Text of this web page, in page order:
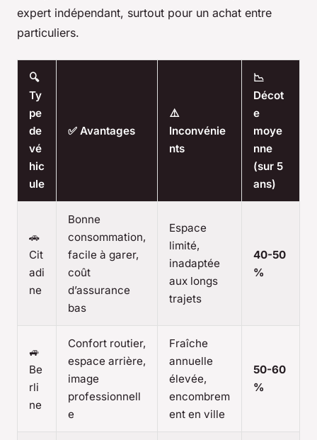
expert indépendant, surtout pour un achat entre
particuliers.
🔍
Ty
pe
de
vé
hic
ule
✅ Avantages
⚠️
Inconvénie
nts
📉
Décot
e
moye
nne
(sur 5
ans)
🚗
Cit
adi
ne
Bonne
consommation,
facile à garer,
coût
d’assurance
bas
Espace
limité,
inadaptée
aux longs
trajets
40-50
%
🚙
Be
rli
ne
Confort routier,
espace arrière,
image
professionnell
e
Fraîche
annuelle
élevée,
encombrem
ent en ville
50-60
%